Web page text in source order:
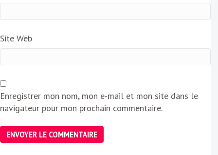
Site Web
Enregistrer mon nom, mon e-mail et mon site dans le
navigateur pour mon prochain commentaire.